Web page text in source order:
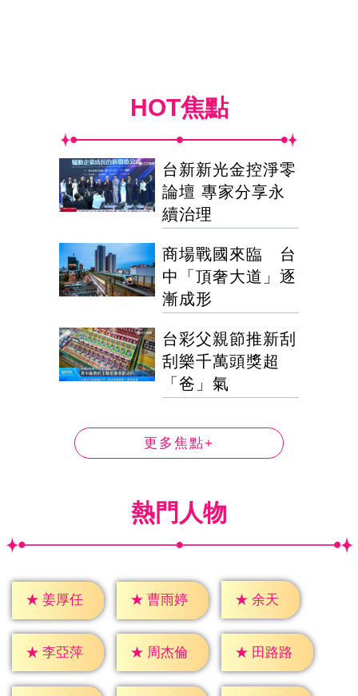
HOT焦點
台新新光金控淨零
論壇 專家分享永
續治理
商場戰國來臨 台
中「頂奢大道」逐
漸成形
台彩父親節推新刮
刮樂千萬頭獎超
「爸」氣
更多焦點+
熱門人物
★ 姜厚任 ★ 曹雨婷 ★ 余天
★ 李亞萍 ★ 周杰倫 ★ 田路路